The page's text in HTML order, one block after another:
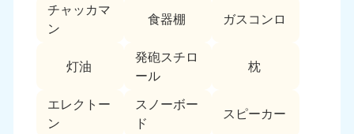
チャッカマ
ン
食器棚 ガスコンロ
灯油
発砲スチロ
ール
枕
エレクトー
ン
スノーボー
ド
スピーカー
050-1881-5263
9:00〜19:00 年中無休
近畿